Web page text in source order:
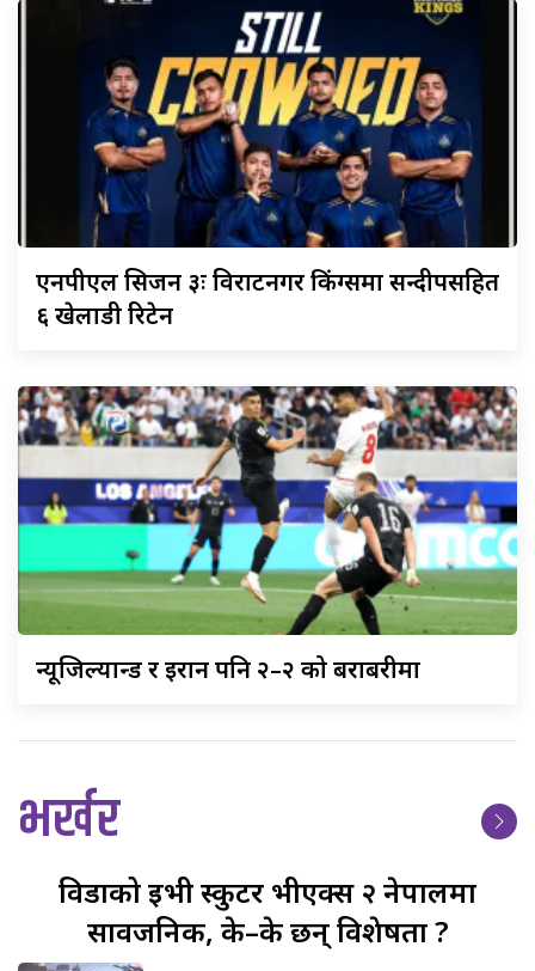
एनपीएलसिजन ३ः विराटनगर किंग्समा सन्दीपसहित
६ खेलाडी रिटेन
न्यूजिल्यान्डर इरान पनि २–२ को बराबरीमा
भर्खर
विडाकोईभी स्कुटर भीएक्स २ नेपालमा
सार्वजनिक, के–के छन् विशेषता ?